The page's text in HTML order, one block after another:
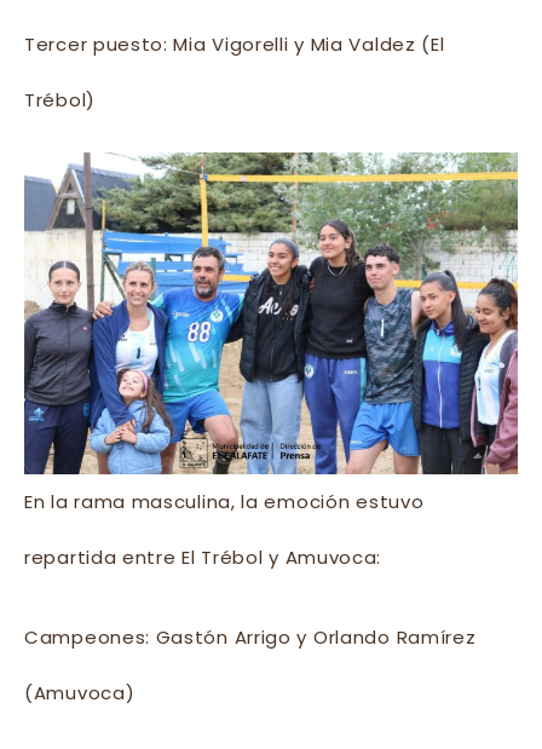
Tercer puesto: Mia Vigorelli y Mia Valdez (El
Trébol)
En la rama masculina, la emoción estuvo
repartida entre El Trébol y Amuvoca:
Campeones: Gastón Arrigo y Orlando Ramírez
(Amuvoca)